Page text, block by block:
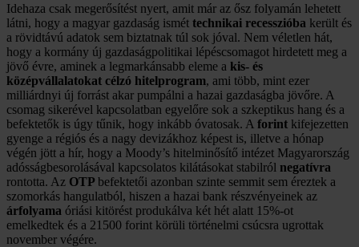
Idehaza csak megerősítést nyert, amit már az ősz folyamán lehetett
látni, hogy a magyar gazdaság ismét technikai recesszióba került és
a rövidtávú adatok sem biztatnak túl sok jóval. Nem véletlen hát,
hogy a kormány új gazdaságpolitikai lépéscsomagot hirdetett meg a
jövő évre, aminek a legmarkánsabb eleme a kis- és
középvállalatokat célzó hitelprogram, ami több, mint ezer
milliárdnyi új forrást akar pumpálni a hazai gazdaságba jövőre. A
csomag sikerével kapcsolatban egyelőre sok a szkeptikus hang és a
befektetők is úgy tűnik, hogy inkább óvatosak. A forint kifejezetten
gyenge a régiós és a nagy devizákhoz képest is, illetve a hónap
végén jött a hír, hogy a Moody’s hitelminősítő intézet Magyarország
adósságbesorolásával kapcsolatos kilátásokat stabilról negatívra
rontotta. Az OTP befektetői azonban szinte semmit sem éreztek a
szomorkás hangulatból, hiszen a hazai bank részvényeinek az
árfolyama óriási kitörést produkálva két hét alatt 15%-ot
emelkedtek és a 21500 forint körüli történelmi csúcsra ugrottak
november végére.